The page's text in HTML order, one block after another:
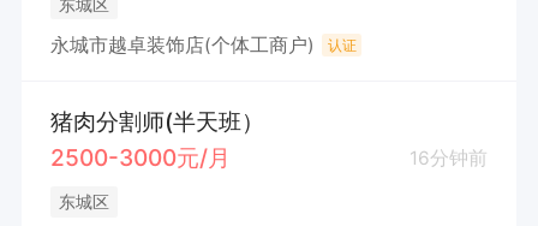
永城市越卓装饰店(个体工商户) 认证
猪肉分割师(半天班）
2500-3000元/月
16分钟前
东城区